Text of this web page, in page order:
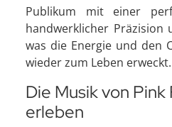
Publikum mit einer
handwerklicher Präzision
was die Energie und den
wieder zum Leben erweckt.
Die Musik von Pink
erleben